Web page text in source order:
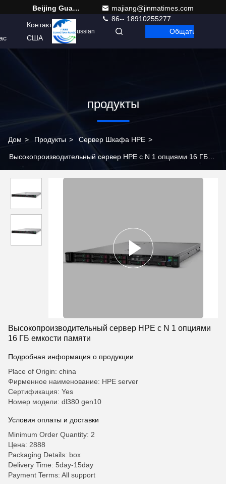
Beijing Guangtian Runze Technology Co., Ltd.
majiang@jinmatimes.com
86-- 18910255277
Контакт
США
Russian Общаться
продукты
Дом > Продукты > Сервер Шкафа HPE >
Высокопроизводительный сервер HPE с N 1 опциями 16 ГБ
Высокопроизводительный сервер HPE с N 1 опциями
16 ГБ емкости памяти
Подробная информация о продукции
Place of Origin: china
Фирменное наименование: HPE server
Сертификация: Yes
Номер модели: dl380 gen10
Условия оплаты и доставки
Minimum Order Quantity: 2
Цена: 2888
Packaging Details: box
Delivery Time: 5day-15day
Payment Terms: All support